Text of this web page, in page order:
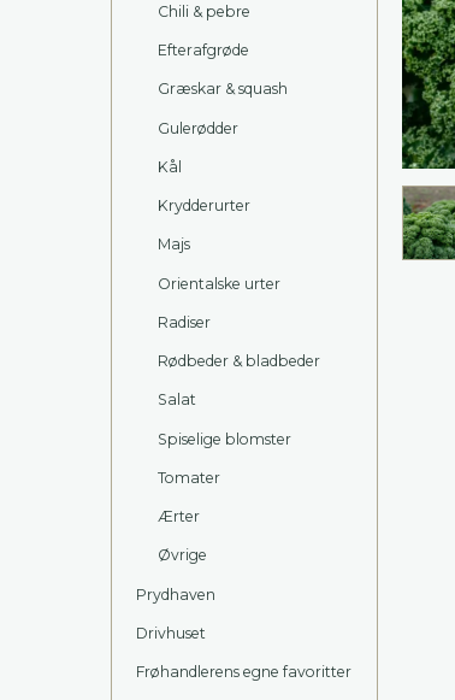
Chili & pebre
Efterafgrøde
Græskar & squash
Gulerødder
Kål
Krydderurter
Majs
Orientalske urter
Radiser
Rødbeder & bladbeder
Salat
Spiselige blomster
Tomater
Ærter
Øvrige
Prydhaven
Drivhuset
Frøhandlerens egne favoritter